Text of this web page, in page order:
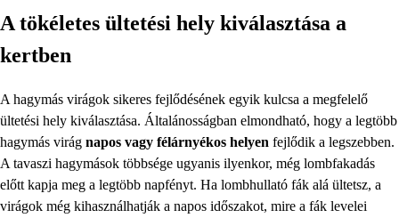
A tökéletes ültetési hely kiválasztása a
kertben
A hagymás virágok sikeres fejlődésének egyik kulcsa a megfelelő
ültetési hely kiválasztása. Általánosságban elmondható, hogy a legtöbb
hagymás virág napos vagy félárnyékos helyen fejlődik a legszebben.
A tavaszi hagymások többsége ugyanis ilyenkor, még lombfakadás
előtt kapja meg a legtöbb napfényt. Ha lombhullató fák alá ültetsz, a
virágok még kihasználhatják a napos időszakot, mire a fák levelei